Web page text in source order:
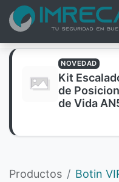
NOVEDAD
Kit
de
de Vida
Productos Botin